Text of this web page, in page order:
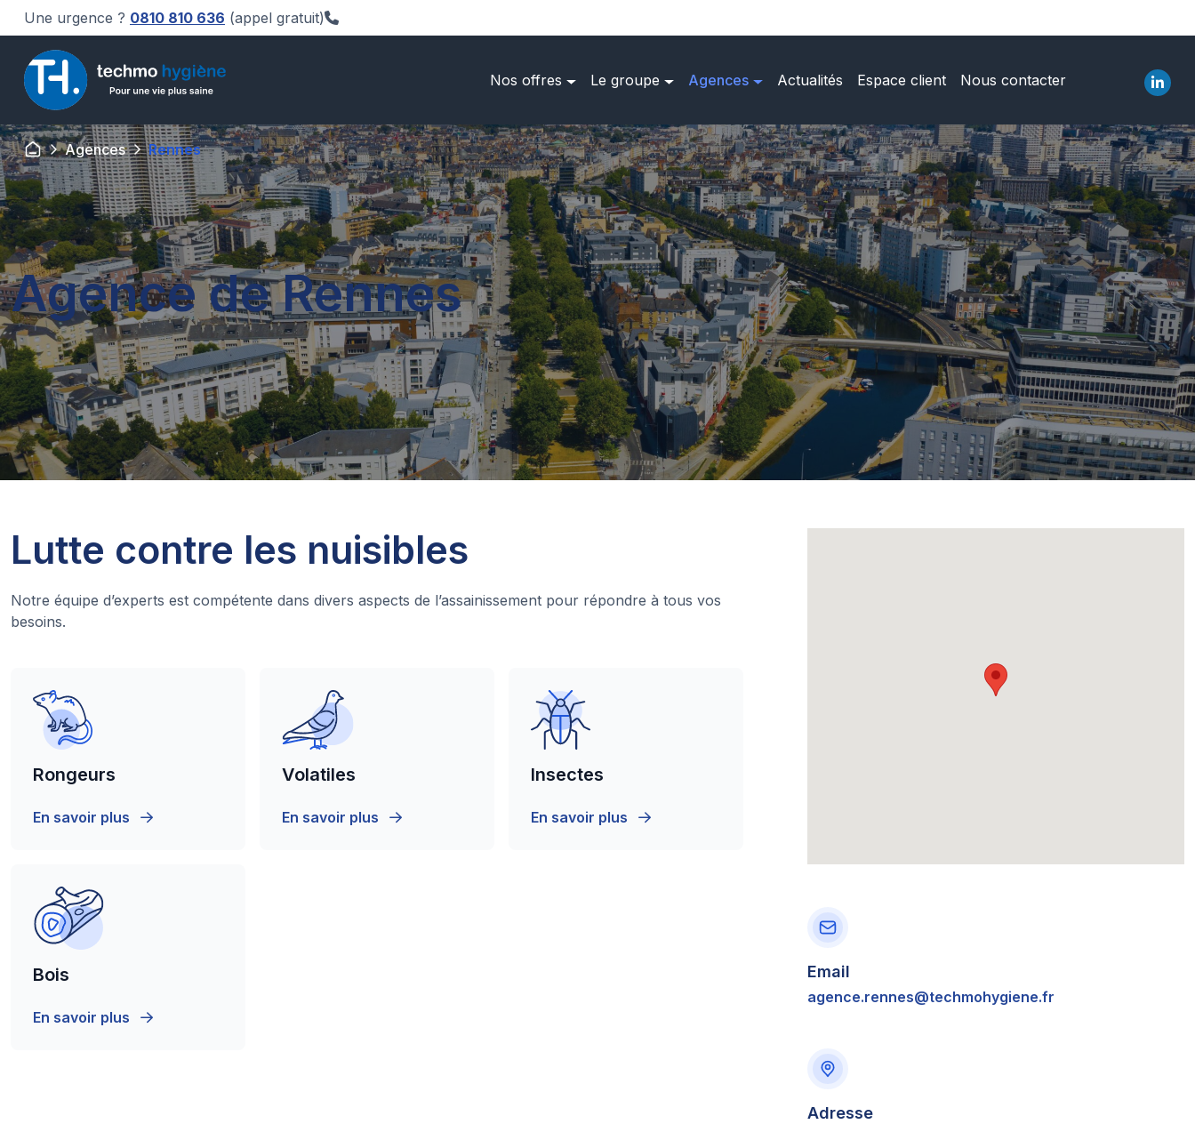
Une urgence ? 0810 810 636 (appel gratuit)
Nos offres Le groupe Agences Actualités Espace client Nous contacter
Agences Rennes
Agence de Rennes
Lutte contre les nuisibles
Notre équipe d’experts est compétente dans divers aspects de l’assainissement pour répondre à tous vos
besoins.
Rongeurs
En savoir plus
Volatiles
En savoir plus
Insectes
En savoir plus
Bois
En savoir plus
Email
agence.rennes@techmohygiene.fr
Adresse